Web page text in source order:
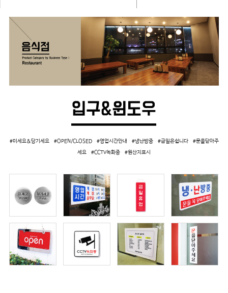
#미세요&당기세요 #OPEN/CLOSED #영업시간안내 #냉난방중 #금일은쉽니다 #문을닫아주
세요 #CCTV녹화중 #원산지표시